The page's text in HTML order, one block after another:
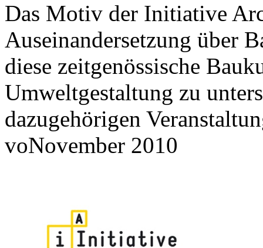
Das Motiv der Initiative
Auseinandersetzung über
diese zeitgenössische
Umweltgestaltung zu
dazugehörigen
voNovember 2010